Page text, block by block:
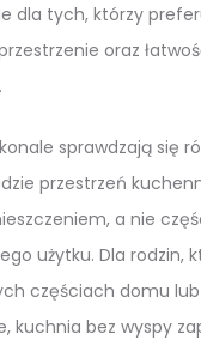
dla tych, którzy
oraz
sprawdzają się
przestrzeń
a nie
użytku. Dla rodzin,
częściach domu
kuchnia bez wyspy